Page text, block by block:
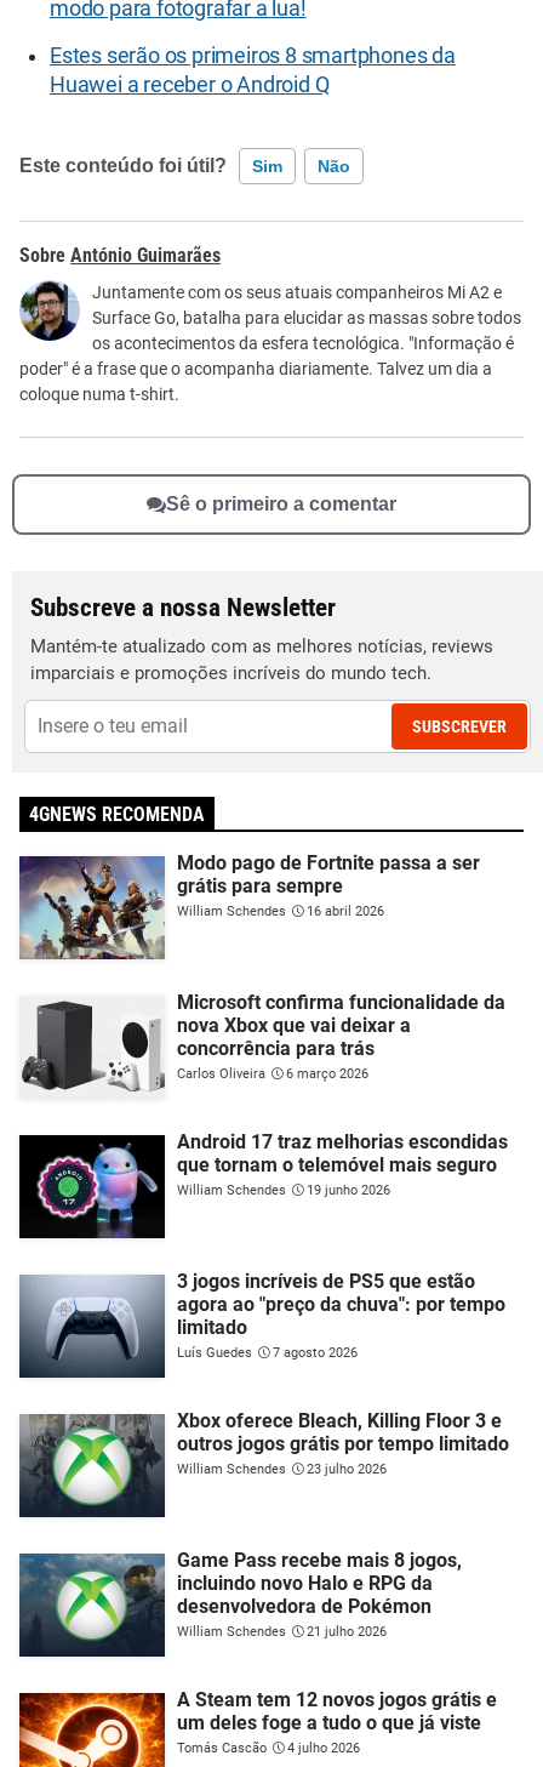
modo para fotografar a lua!
Estes serão os primeiros 8 smartphones da
Huawei a receber o Android Q
Este conteúdo foi útil? Sim Não
Este conteúdo contém informação incorreta
Este conteúdo não tem a informação que procuro
Outro
António Guimarães
Juntamente com os seus atuais companheiros Mi A2 e
Surface Go, batalha para elucidar as massas sobre todos
os acontecimentos da esfera tecnológica. "Informação é
poder" é a frase que o acompanha diariamente. Talvez um dia a
coloque numa t-shirt.
Sê o primeiro a comentar
Subscreve a nossa Newsletter
Mantém-te atualizado com as melhores notícias, reviews
imparciais e promoções incríveis do mundo tech.
SUBSCREVER
4GNEWS RECOMENDA
Modo pago de Fortnite passa a ser
grátis para sempre
William Schendes 16 abril 2026
Microsoft confirma funcionalidade da
nova Xbox que vai deixar a
concorrência para trás
Carlos Oliveira 6 março 2026
Android 17 traz melhorias escondidas
que tornam o telemóvel mais seguro
William Schendes 19 junho 2026
3 jogos incríveis de PS5 que estão
agora ao "preço da chuva": por tempo
limitado
Luís Guedes 7 agosto 2026
Xbox oferece Bleach, Killing Floor 3 e
outros jogos grátis por tempo limitado
William Schendes 23 julho 2026
Game Pass recebe mais 8 jogos,
incluindo novo Halo e RPG da
desenvolvedora de Pokémon
William Schendes 21 julho 2026
A Steam tem 12 novos jogos grátis e
um deles foge a tudo o que já viste
Tomás Cascão 4 julho 2026